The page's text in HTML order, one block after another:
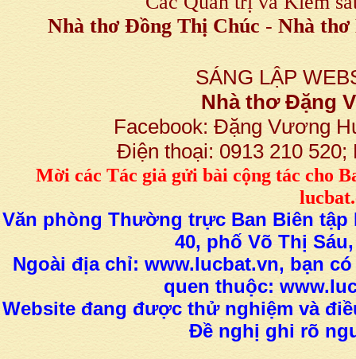
Nhà thơ Đồng Thị Chúc - Nhà thơ
SÁNG LẬP
Nhà thơ Đặng
Facebook: Đặng Vương
Điện thoại: 0913 210
Mời các Tác giả gửi bàicộng tác cho
Văn phòng Thường trực Ban Biên tập
40, phố Võ Thị
Ngoài địa chỉ: www.lucbat.vn, bạn
quen thuộc:
Website đang được thử nghiệm và
Đề nghị ghi rõ